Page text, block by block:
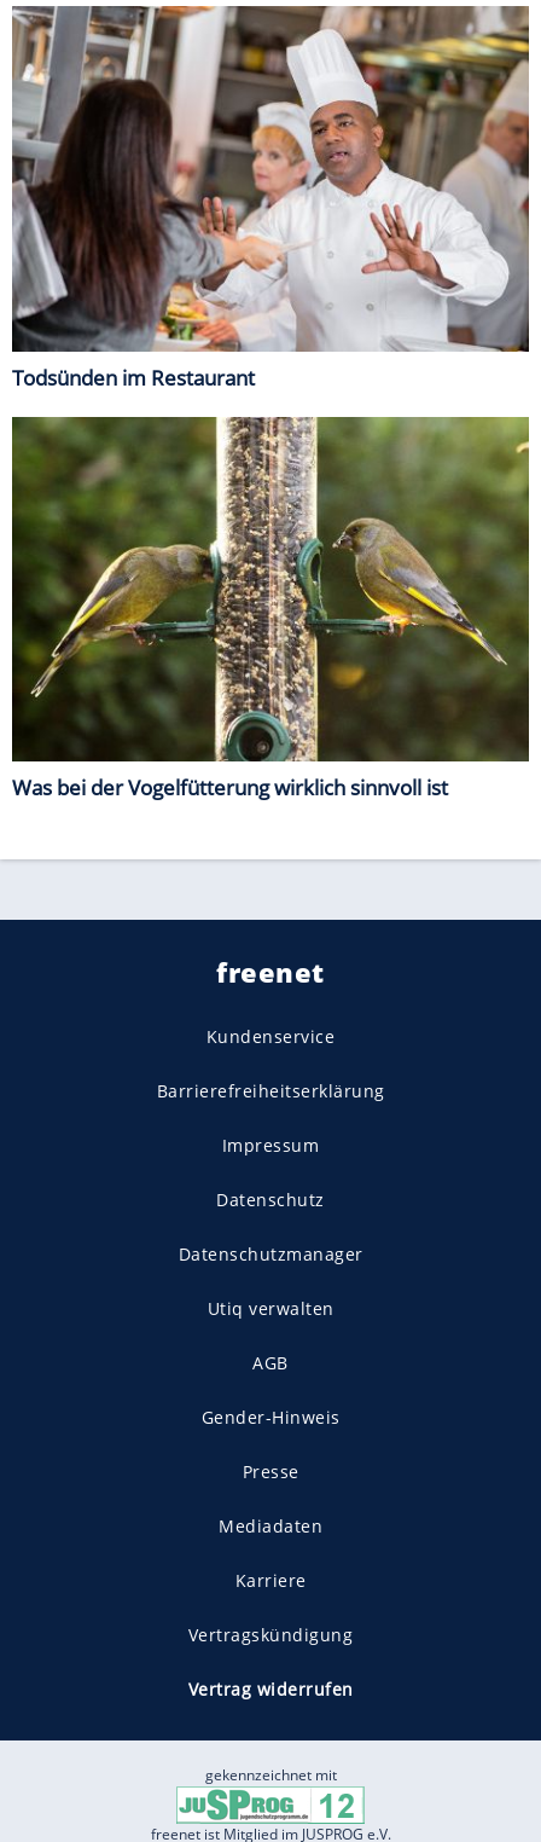
Todsünden im Restaurant
Was bei der Vogelfütterung wirklich sinnvoll ist
freenet
Kundenservice
Barrierefreiheitserklärung
Impressum
Datenschutz
Datenschutzmanager
Utiq verwalten
AGB
Gender-Hinweis
Presse
Mediadaten
Karriere
Vertragskündigung
Vertrag widerrufen
gekennzeichnet mit
freenet ist Mitglied im JUSPROG e.V.